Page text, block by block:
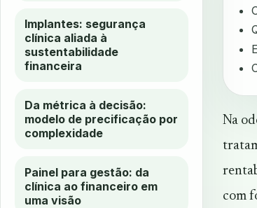
Implantes: segurança
clínica aliada à
sustentabilidade
financeira
Da métrica à decisão:
modelo de precificação por
complexidade
Painel para gestão: da
clínica ao financeiro em
uma visão
Na
com